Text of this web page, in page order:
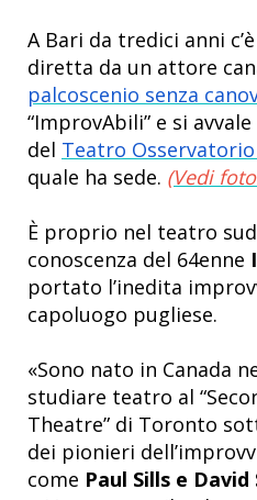
A Bari da tredici anni
diretta da un attore
palcoscenio senza
“ImprovAbili” e si
del Teatro Osservatorio
quale ha sede. (Vedi
È proprio nel teatro
conoscenza del 64enne
portato l’inedita
capoluogo pugliese.
«Sono nato in Canada
studiare teatro al
Theatre” di Toronto
dei pionieri
come Paul Sills e David